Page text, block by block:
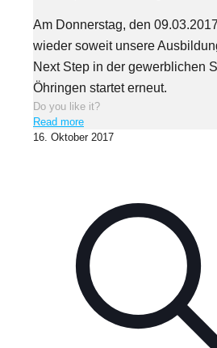
Am Donnerstag, den
wieder soweit unsere
Next Step in der gewerblichen
Öhringen startet erneut.
Do you like it?
Read more
16. Oktober 2017